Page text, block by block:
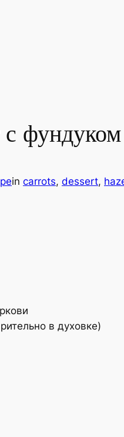
фундуком
in carrots, dessert,
в духовке)